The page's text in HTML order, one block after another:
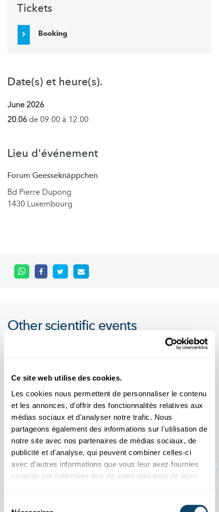
Ce site web utilise des cookies.
Les cookies nous permettent de personnaliser le contenu
et les annonces, d'offrir des fonctionnalités relatives aux
médias sociaux et d'analyser notre trafic. Nous
partageons également des informations sur l'utilisation de
notre site avec nos partenaires de médias sociaux, de
publicité et d'analyse, qui peuvent combiner celles-ci
avec d'autres informations que vous leur avez fournies
ou qu'ils ont collectées lors de votre utilisation de leurs
Tickets
Booking
Date(s) et heure(s).
June 2026
20.06 de 09:00 à 12:00
Lieu d'événement
Forum Geesseknäppchen
Bd Pierre Dupong
1430 Luxembourg
Other scientific events
11.04
2026
31.10
2026
EXPO TEMPORAIRE : Une histoire d'or
dur